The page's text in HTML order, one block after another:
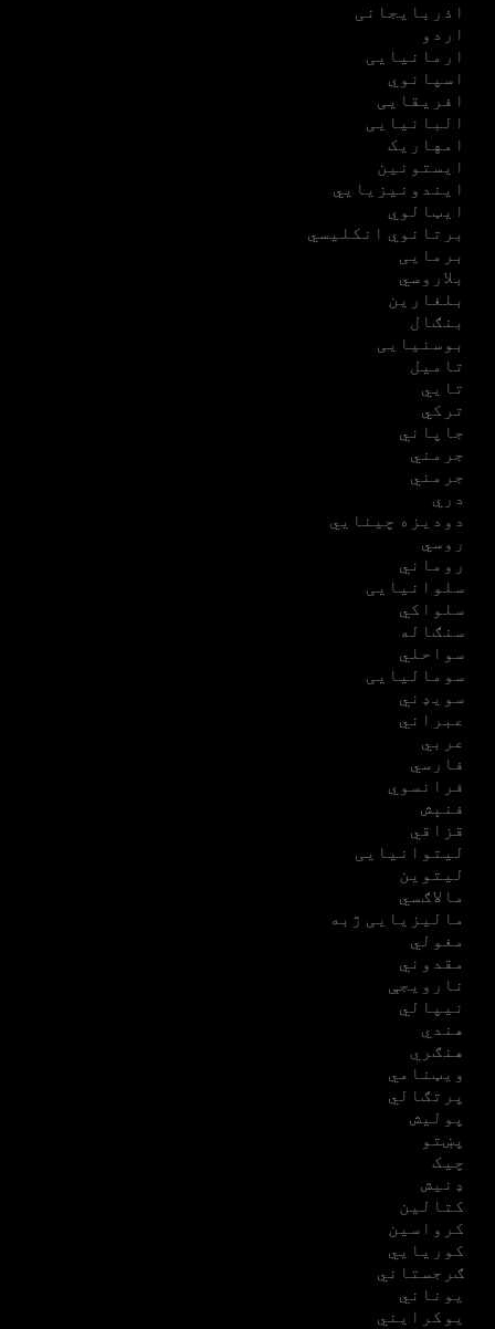
اذربایجانی
اردو
ارمانیایی
اسپانوي
افریقایی
البانیایی
امهاریک
ایستونین
ایندونیزیایي
ایټالوي
برتانوي انکلیسي
برمایی
بلاروسي
بلغارین
بنګال
بوسنیایی
تامیل
تایي
ترکي
جاپاني
جرمني
جرمني
دري
دودیزه چینایي
روسي
روماني
سلوانیایی
سلواکي
سنګاله
سواحلي
سومالیایی
سویډني
عبراني
عربي
فارسي
فرانسوي
فنېش
قزاقي
لیتوانیایی
لیتوین
مالاګسي
مالیزیایی ژبه
مغولي
مقدوني
نارویجې
نیپالي
هندي
هنګري
ویټنامي
پرتګالي
پولیش
پښتو
چیک
ډنیش
کتالین
کرواسین
کوریایي
ګرجستاني
یوناني
یوکرایني